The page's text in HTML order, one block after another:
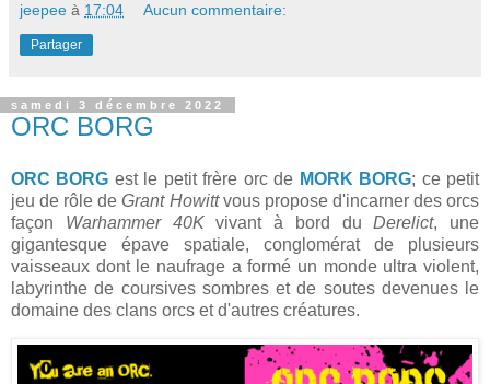
jeepee à 17:04 Aucun commentaire:
Partager
samedi 3 décembre 2022
ORC BORG
ORC BORG est le petit frère orc de MORK BORG; ce petit
jeu de rôle deGrant Howittvous propose d'incarner des orcs
façon Warhammer 40Kvivant à bord duDerelict, une
gigantesque épave spatiale, conglomérat de plusieurs
vaisseaux dont le naufrage a formé un monde ultra violent,
labyrinthe de coursives sombres et de soutes devenues le
domaine des clans orcs et d'autres créatures.